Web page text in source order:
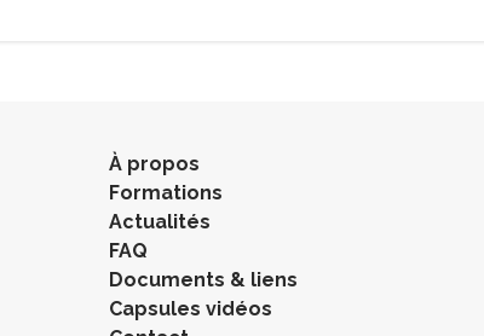
À propos
Formations
Actualités
FAQ
Documents & liens
Capsules vidéos